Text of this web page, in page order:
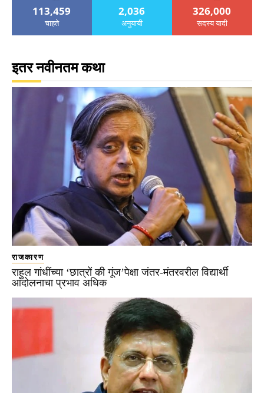
113,459
चाहते
2,036
अनुयायी
326,000
सदस्य यादी
इतर नवीनतम कथा
राजकारण
राहुल गांधींच्या ‘छात्रों की गूंज’पेक्षा जंतर-मंतरवरील विद्यार्थी
आंदोलनाचा प्रभाव अधिक